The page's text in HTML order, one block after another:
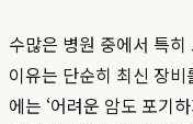
수많은 병원 중에서 특
이유는 단순히 최신 장
에는 ‘어려운 암도 포기